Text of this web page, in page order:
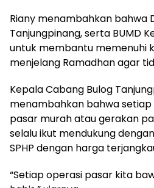
Riany menambahkan bahwa
Tanjungpinang, serta BUMD
untuk membantu memenuhi
menjelang Ramadhan agar
Kepala Cabang Bulog
menambahkan bahwa
pasar murah atau gerakan
selalu ikut mendukung
SPHP dengan harga
“Setiap operasi pasar kita